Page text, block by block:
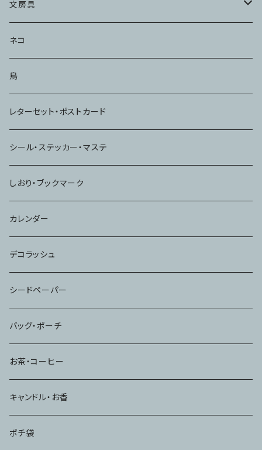
文房具
メモ・ふせん
ハンコ・スタンプ
ノート
ネコ
鳥
レターセット・ポストカード
シール・ステッカー・マステ
しおり・ブックマーク
カレンダー
デコラッシュ
シードペーパー
バッグ・ポーチ
お茶・コーヒー
キャンドル・お香
ポチ袋